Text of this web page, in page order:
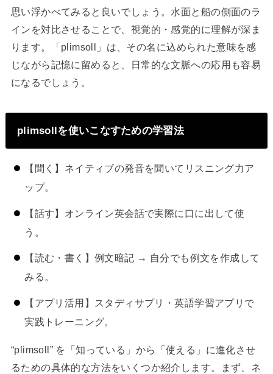
思い浮かべてみると良いでしょう。水面と船の側面のラ
インを対比させることで、視覚的・感覚的に理解が深ま
ります。「plimsoll」は、その名に込められた意味を感
じながら記憶に留めると、日常的な文脈への応用も容易
になるでしょう。
plimsollを使いこなすための学習法
【聞く】ネイティブの発音を聞いてリスニング力ア
ップ。
【話す】オンライン英会話で実際に口に出して使
う。
【読む・書く】例文暗記 → 自分でも例文を作成して
みる。
【アプリ活用】スタディサプリ・英語学習アプリで
実践トレーニング。
“plimsoll” を「知っている」から「使える」に進化させ
るための具体的な方法をいくつか紹介します。まず、ネ